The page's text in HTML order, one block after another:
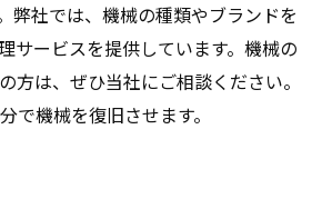
弊社では、機械の種類やブランドを
サービスを提供しています。機械の
方は、ぜひ当社にご相談ください。
で機械を復旧させます。